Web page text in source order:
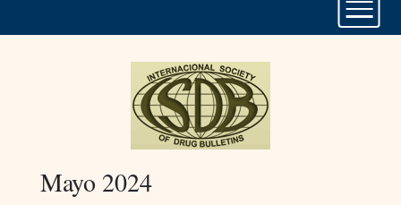
Mayo 2024